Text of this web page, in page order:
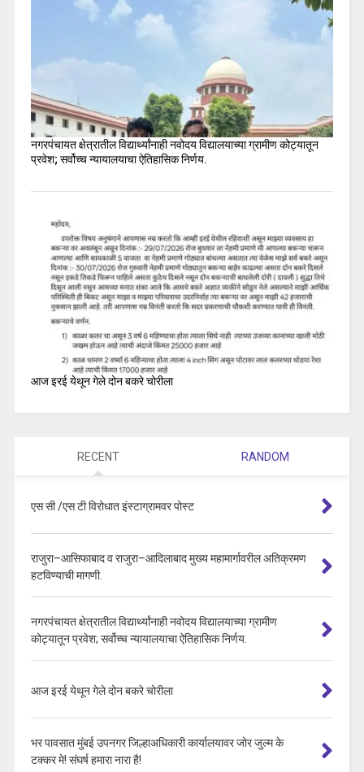
नगरपंचायत क्षेत्रातील विद्यार्थ्यांनाही नवोदय विद्यालयाच्या ग्रामीण कोट्यातून
प्रवेश; सर्वोच्च न्यायालयाचा ऐतिहासिक निर्णय.
आज इरई येथून गेले दोन बकरे चोरीला
RECENT RANDOM
एस सी /एस टी विरोधात इंस्टाग्रामवर पोस्ट
राजुरा–आसिफाबाद व राजुरा–आदिलाबाद मुख्य महामार्गावरील अतिक्रमण
हटविण्याची मागणी.
नगरपंचायत क्षेत्रातील विद्यार्थ्यांनाही नवोदय विद्यालयाच्या ग्रामीण
कोट्यातून प्रवेश; सर्वोच्च न्यायालयाचा ऐतिहासिक निर्णय.
आज इरई येथून गेले दोन बकरे चोरीला
भर पावसात मुंबई उपनगर जिल्हाअधिकारी कार्यालयावर जोर जुल्म के
टक्कर मे! संघर्ष हमारा नारा है!